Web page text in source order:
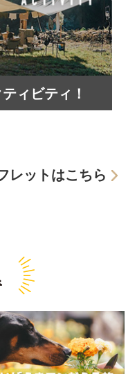
ィビティ！
レットはこちら